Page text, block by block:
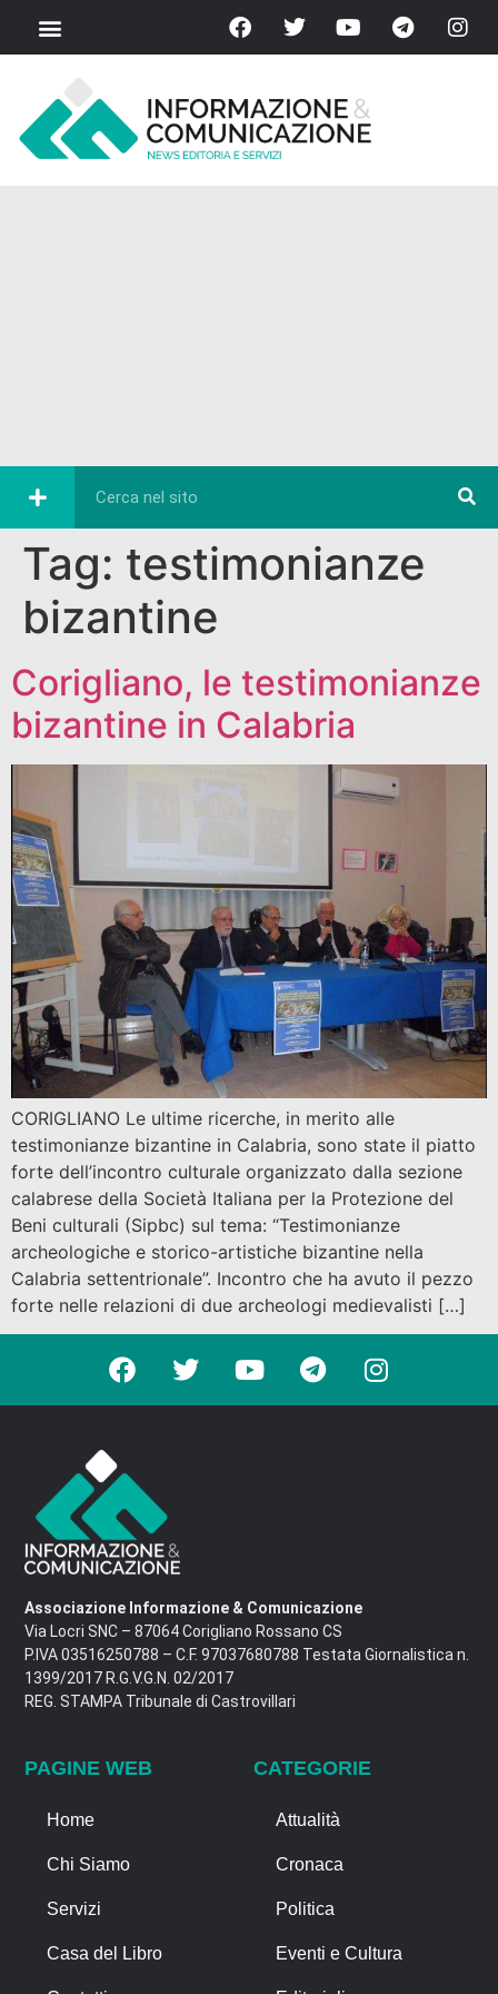
Tag: testimonianze
bizantine
Corigliano, le testimonianze
bizantine in Calabria
CORIGLIANO Le ultime ricerche, in merito alle
testimonianze bizantine in Calabria, sono state il piatto
forte dell’incontro culturale organizzato dalla sezione
calabrese della Società Italiana per la Protezione del
Beni culturali (Sipbc) sul tema: “Testimonianze
archeologiche e storico-artistiche bizantine nella
Calabria settentrionale”. Incontro che ha avuto il pezzo
forte nelle relazioni di due archeologi medievalisti […]
Associazione Informazione & Comunicazione
Via Locri SNC – 87064 Corigliano Rossano CS
P.IVA 03516250788 – C.F. 97037680788 Testata Giornalistica n.
1399/2017 R.G.V.G.N. 02/2017
REG. STAMPA Tribunale di Castrovillari
PAGINE WEB
Home
Chi Siamo
Servizi
Casa del Libro
CATEGORIE
Attualità
Cronaca
Politica
Eventi e Cultura